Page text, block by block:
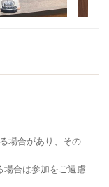
場合があり、その
合は参加をご遠慮